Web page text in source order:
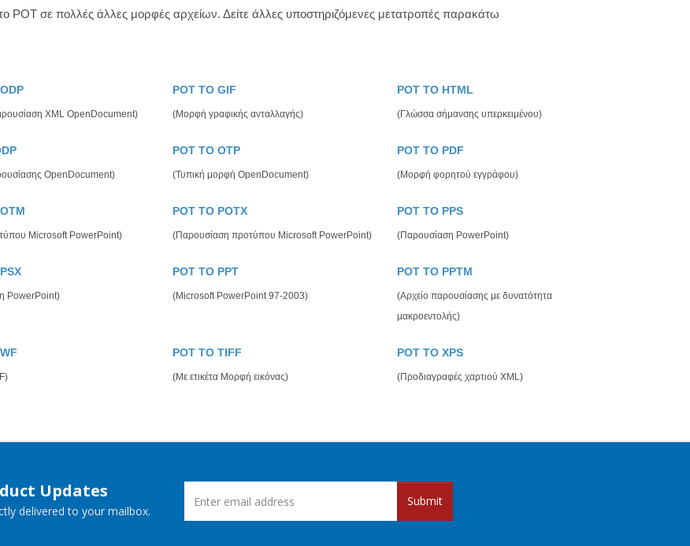
POT σε πολλές άλλες μορφές αρχείων. Δείτε άλλες υποστηριζόμενες μετατροπές παρακάτω
XML OpenDocument)
POT TO GIF
(Μορφή γραφικής ανταλλαγής)
POT TO HTML
(Γλώσσα σήμανσης υπερκειμένου)
OpenDocument)
POT TO OTP
(Τυπική μορφή OpenDocument)
POT TO PDF
(Μορφή φορητού εγγράφου)
Microsoft PowerPoint)
POT TO POTX
(Παρουσίαση προτύπου Microsoft PowerPoint)
POT TO PPS
(Παρουσίαση PowerPoint)
PowerPoint)
POT TO PPT
(Microsoft PowerPoint 97-2003)
POT TO PPTM
(Αρχείο παρουσίασης με δυνατότητα
μακροεντολής)
POT TO TIFF
(Με ετικέτα Μορφή εικόνας)
POT TO XPS
(Προδιαγραφές χαρτιού XML)
Updates
delivered to your mailbox.
Submit